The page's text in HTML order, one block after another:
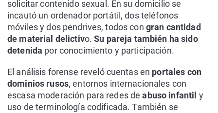
solicitar contenido sexual. En su domicilio se
incautó un ordenador portátil, dos teléfonos
móviles y dos pendrives, todos con gran cantidad
de material delictivo.Su pareja también ha sido
detenida por conocimiento y participación.
El análisis forense reveló cuentas en portales con
dominios rusos, entornos internacionales con
escasa moderación para redes deabuso infantil y
uso de terminología codificada. También se